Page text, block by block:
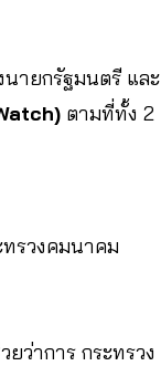
นายกรัฐมนตรี และ
ตามที่ทั้ง 2
รวงคมนาคม
ว่าการ กระทรวง